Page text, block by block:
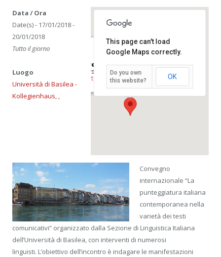
Università di Basilea – Kollegienhaus, ,
Petersplatz 1 - Basilea
Eventi
This page can't load
Google Maps correctly.
Do you own
this website?
OK
Data / Ora
Date(s) - 17/01/2018 -
20/01/2018
Tutto il giorno
Luogo
Università di Basilea -
Kollegienhaus, ,
Convegno
internazionale “La
punteggiatura italiana
contemporanea nella
varietà dei testi
comunicativi” organizzato dalla Sezione di Linguistica Italiana
dell’Università di Basilea, con interventi di numerosi
linguisti. L’obiettivo dell’incontro è indagare le manifestazioni